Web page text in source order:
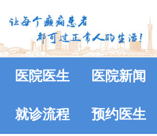
医院医生 医院新闻
就诊流程 预约医生